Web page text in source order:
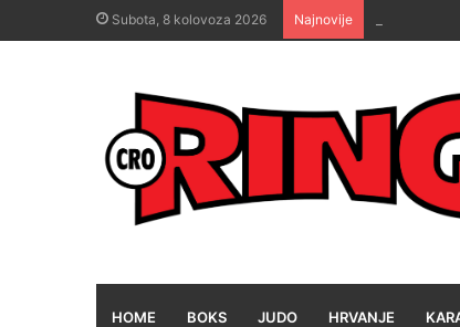
Subota, 8 kolovoza 2026 Najnovije
HOME BOKS JUDO HRVANJE